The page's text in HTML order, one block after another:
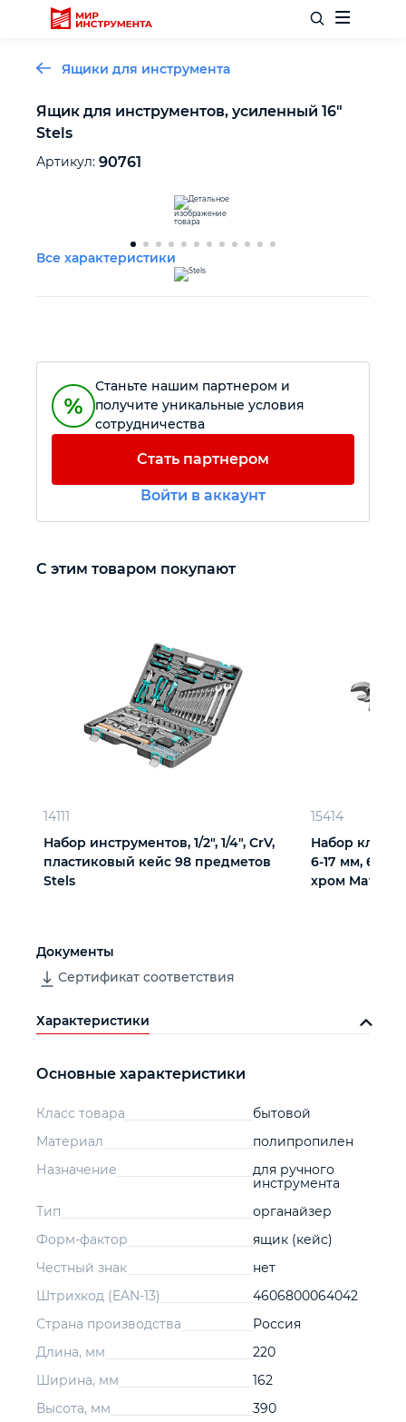
Отделочный инструмент
Столярный инструмент
Силовое оборудование
Крепежный инструмент
Ящики для инструмента
Ящик для инструментов, усиленный 16"
Stels
Артикул: 90761
Все характеристики
Станьте нашим партнером и
получите уникальные условия
сотрудничества
Стать партнером
Войти в аккаунт
С этим товаром покупают
14111
Набор инструментов, 1/2", 1/4", CrV,
пластиковый кейс 98 предметов
Stels
15414
Набор
6-17 мм, 6 шт,
хром Matrix
Документы
Сертификат соответствия
Характеристики
Основные характеристики
Класс товара
бытовой
Материал
полипропилен
Назначение
для ручного
инструмента
Тип
органайзер
Форм-фактор
ящик (кейс)
Честный знак
нет
Штрихкод (EAN-13)
4606800064042
Страна производства
Россия
Длина, мм
220
Ширина, мм
162
Высота, мм
390